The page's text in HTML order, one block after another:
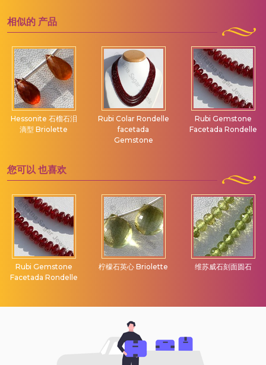
相似的 产品
Hessonite 石榴石泪
滴型 Briolette
Rubi Colar Rondelle
facetada
Gemstone
Rubi Gemstone
Facetada Rondelle
您可以 也喜欢
Rubi Gemstone
Facetada Rondelle
柠檬石英心 Briolette 维苏威石刻面圆石